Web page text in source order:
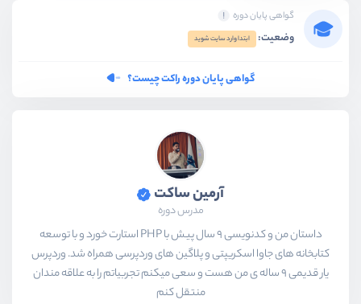
گواهی پایان دوره
وضعیت: ابتدا وارد سایت شوید
گواهی پایان دوره راکت چیست؟
آرمین ساکت
مدرس دوره
داستان من و کدنویسی 9 سال پیش با PHP استارت خورد و با توسعه
کتابخانه های جاوا اسکریپتی و پلاگین های وردپرسی همراه شد. وردپرس
یار قدیمی 9 ساله ی من هست و سعی میکنم تجربیاتم را به علاقه مندان
منتقل کنم